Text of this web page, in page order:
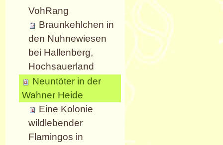
VohRang
Braunkehlchen in
den Nuhnewiesen
bei Hallenberg,
Hochsauerland
Neuntöter in der
Wahner Heide
Eine Kolonie
wildlebender
Flamingos in